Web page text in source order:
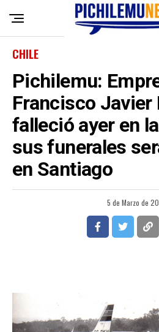
CHILE
Pichilemu:
Francisco Javier
falleció ayer en
sus funerales
en Santiago
5 de Marzo de